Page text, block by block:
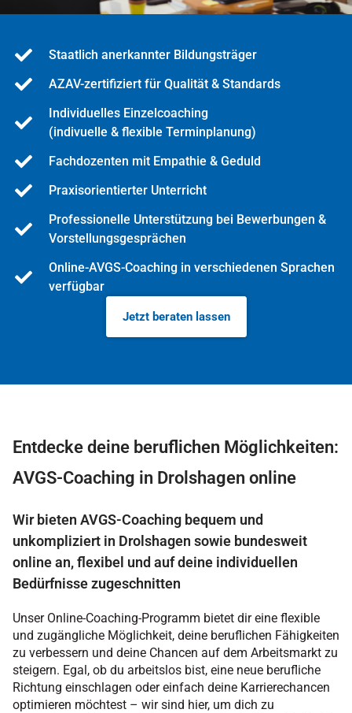
Staatlich anerkannter Bildungsträger
AZAV-zertifiziert für Qualität & Standards
Individuelles Einzelcoaching
(indivuelle & flexible Terminplanung)
Fachdozenten mit Empathie & Geduld
Praxisorientierter Unterricht
Professionelle Unterstützung bei Bewerbungen &
Vorstellungsgesprächen
Online-AVGS-Coaching in verschiedenen Sprachen
verfügbar
Jetzt beraten lassen
Entdecke deine beruflichen Möglichkeiten:
AVGS-Coaching in Drolshagen online
Wir bieten AVGS-Coaching bequem und
unkompliziert in Drolshagen sowie bundesweit
online an, flexibel und auf deine individuellen
Bedürfnisse zugeschnitten
Unser Online-Coaching-Programm bietet dir eine flexible
und zugängliche Möglichkeit, deine beruflichen Fähigkeiten
zu verbessern und deine Chancen auf dem Arbeitsmarkt zu
steigern. Egal, ob du arbeitslos bist, eine neue berufliche
Richtung einschlagen oder einfach deine Karrierechancen
optimieren möchtest – wir sind hier, um dich zu